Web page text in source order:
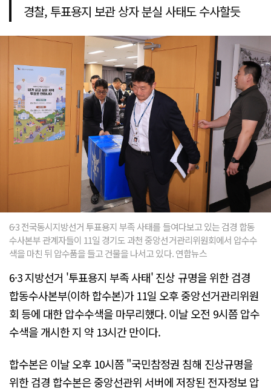
경찰, 투표용지 보관 상자 분실 사태도 수사할듯
6·3 전국동시지방선거 투표용지 부족 사태를 들여다보고 있는 검경 합동
수사본부 관계자들이 11일 경기도 과천 중앙선거관리위원회에서 압수수
색을 마친 뒤 압수품을 들고 건물을 나서고 있다. 연합뉴스
6·3 지방선거 '투표용지 부족 사태' 진상 규명을 위한 검경
합동수사본부(이하 합수본)가 11일 오후 중앙선거관리위원
회 등에 대한 압수수색을 마무리했다. 이날 오전 9시쯤 압수
수색을 개시한 지 약 13시간 만이다.
합수본은 이날 오후 10시쯤 "국민참정권 침해 진상규명을
위한 검경 합수본은 중앙선관위 서버에 저장된 전자정보 압